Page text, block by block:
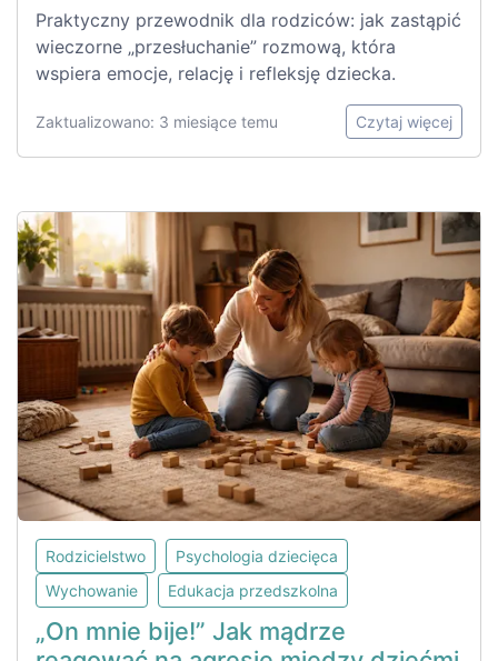
Praktyczny przewodnik dla rodziców: jak zastąpić
wieczorne „przesłuchanie” rozmową, która
wspiera emocje, relację i refleksję dziecka.
Zaktualizowano: 3 miesiące temu Czytaj więcej
Rodzicielstwo
Psychologia dziecięca
Wychowanie
Edukacja przedszkolna
„On mnie bije!” Jak mądrze